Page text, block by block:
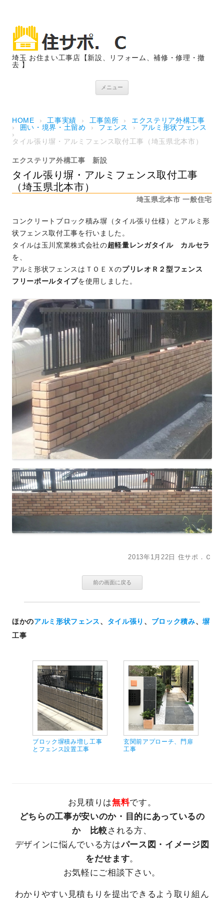
埼玉 お住まい工事店【新設、リフォーム、補修・修理・撤
去 】
メニュー
HOME › 工事実績 › 工事箇所 ›
エクステリア外構工事
›
囲い・境界・土留め › フェンス ›
アルミ形状フェンス
›
タイル張り塀・アルミフェンス取付工事（埼玉県北本市）
エクステリア外構工事 新設
タイル張り塀・アルミフェンス取付工事
（埼玉県北本市）
埼玉県北本市 一般住宅
コンクリートブロック積み塀（タイル張り仕様）とアルミ形
状フェンス取付工事を行いました。
タイルは玉川窯業株式会社の超軽量レンガタイル カルセラ
を、
アルミ形状フェンスはＴＯＥＸのプリレオＲ２型フェンス
フリーポールタイプを使用しました。
2013年1月22日 住サポ．Ｃ
ほかのアルミ形状フェンス、 タイル張り 、 ブロック積み、塀
工事
ブロック塀積み増し工事
とフェンス設置工事
玄関前アプローチ、門扉
工事
お見積りは無料です。
どちらの工事が安いのか・目的にあっているの
か 比較される方、
デザインに悩んでいる方はパース図・イメージ図
をだせます。
お気軽にご相談下さい。
わかりやすい見積もりを提出できるよう取り組ん